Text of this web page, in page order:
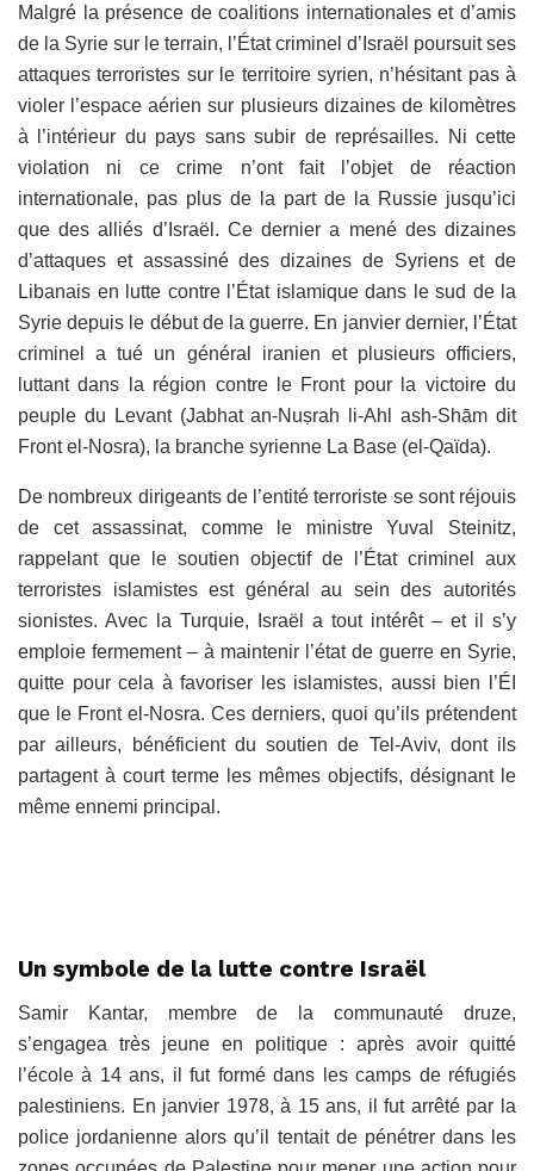
Malgré la présence de coalitions internationales et d’amis
de la Syrie sur le terrain, l’État criminel d’Israël poursuit ses
attaques terroristes sur le territoire syrien, n’hésitant pas à
violer l’espace aérien sur plusieurs dizaines de kilomètres
à l’intérieur du pays sans subir de représailles. Ni cette
violation ni ce crime n’ont fait l’objet de réaction
internationale, pas plus de la part de la Russie jusqu’ici
que des alliés d’Israël. Ce dernier a mené des dizaines
d’attaques et assassiné des dizaines de Syriens et de
Libanais en lutte contre l’État islamique dans le sud de la
Syrie depuis le début de la guerre. En janvier dernier, l’État
criminel a tué un général iranien et plusieurs officiers,
luttant dans la région contre le Front pour la victoire du
peuple du Levant (Jabhat an-Nuṣrah li-Ahl ash-Shām dit
Front el-Nosra), la branche syrienne La Base (el-Qaïda).
De nombreux dirigeants de l’entité terroriste se sont réjouis
de cet assassinat, comme le ministre Yuval Steinitz,
rappelant que le soutien objectif de l’État criminel aux
terroristes islamistes est général au sein des autorités
sionistes. Avec la Turquie, Israël a tout intérêt – et il s’y
emploie fermement – à maintenir l’état de guerre en Syrie,
quitte pour cela à favoriser les islamistes, aussi bien l’ÉI
que le Front el-Nosra. Ces derniers, quoi qu’ils prétendent
par ailleurs, bénéficient du soutien de Tel-Aviv, dont ils
partagent à court terme les mêmes objectifs, désignant le
même ennemi principal.
Un symbole de la lutte contre Israël
Samir Kantar, membre de la communauté druze,
s’engagea très jeune en politique : après avoir quitté
l’école à 14 ans, il fut formé dans les camps de réfugiés
palestiniens. En janvier 1978, à 15 ans, il fut arrêté par la
police jordanienne alors qu’il tentait de pénétrer dans les